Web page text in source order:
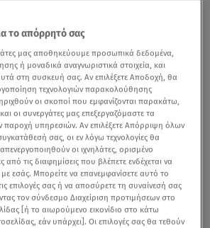
το απόρρητό σας
μας αποθηκεύουμε προσωπικά δεδομένα,
ή μοναδικά αναγνωριστικά στοιχεία, και
στη συσκευή σας. Αν επιλέξετε Αποδοχή, θα
τεχνολογιών παρακολούθησης
οι σκοποί που εμφανίζονται παρακάτω,
οι συνεργάτες μας επεξεργαζόμαστε τα
παροχή υπηρεσιών. Αν επιλέξετε Απόρριψη όλων
σας, οι εν λόγω τεχνολογίες θα
οι ιχνηλάτες, ορισμένο
από τις διαφημίσεις που βλέπετε ενδέχεται να
με εσάς. Μπορείτε να επανεμφανίσετε αυτό το
επιλογές σας ή να αποσύρετε τη συναίνεσή σας
τον σύνδεσμο Διαχείριση προτιμήσεων στο
[ή το αιωρούμενο εικονίδιο στο κάτω
εάν υπάρχει]. Οι επιλογές σας θα τεθούν